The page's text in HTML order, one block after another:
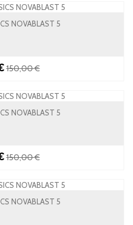
NOVABLAST 5
150,00 €
NOVABLAST 5
150,00 €
NOVABLAST 5